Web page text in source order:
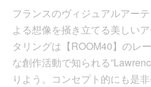
フランスのヴィジュアルアー
よる想像を掻き立てる美しい
タリングは【ROOM40】のレ
な創作活動で知られる
りよう。コンセプト的にも是